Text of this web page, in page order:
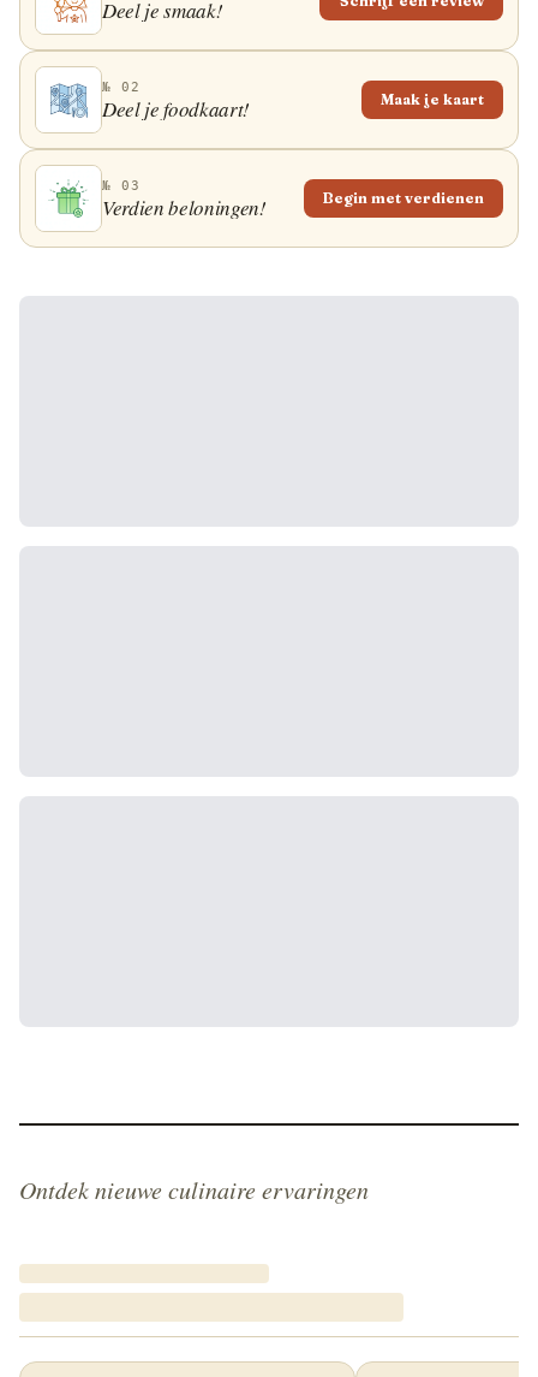
Deel je smaak!
№ 02
Deel je foodkaart! Maak je kaart
№ 03
Verdien beloningen! Begin met verdienen
Ontdek nieuwe culinaire ervaringen